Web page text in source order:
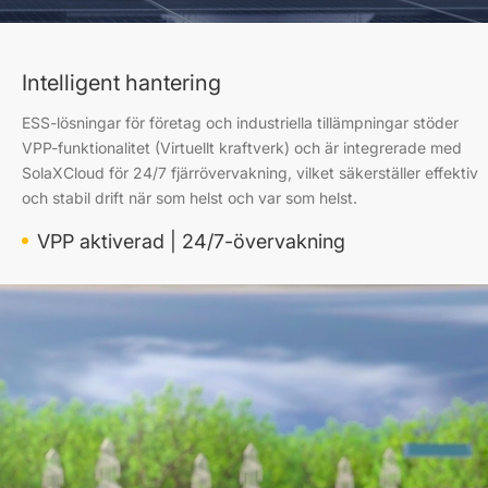
Intelligent hantering
ESS-lösningar för företag och industriella tillämpningar stöder
VPP-funktionalitet (Virtuellt kraftverk) och är integrerade med
SolaXCloud för 24/7 fjärrövervakning, vilket säkerställer effektiv
och stabil drift när som helst och var som helst.
VPP aktiverad | 24/7-övervakning